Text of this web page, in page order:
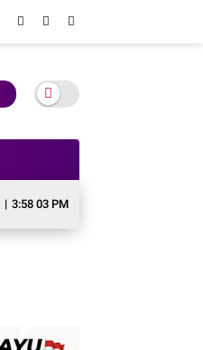
| 3:58 05 PM
Betung - Pintas Tak Dianggarkan di